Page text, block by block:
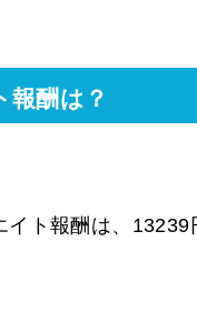
酬は？
ト報酬は、13239